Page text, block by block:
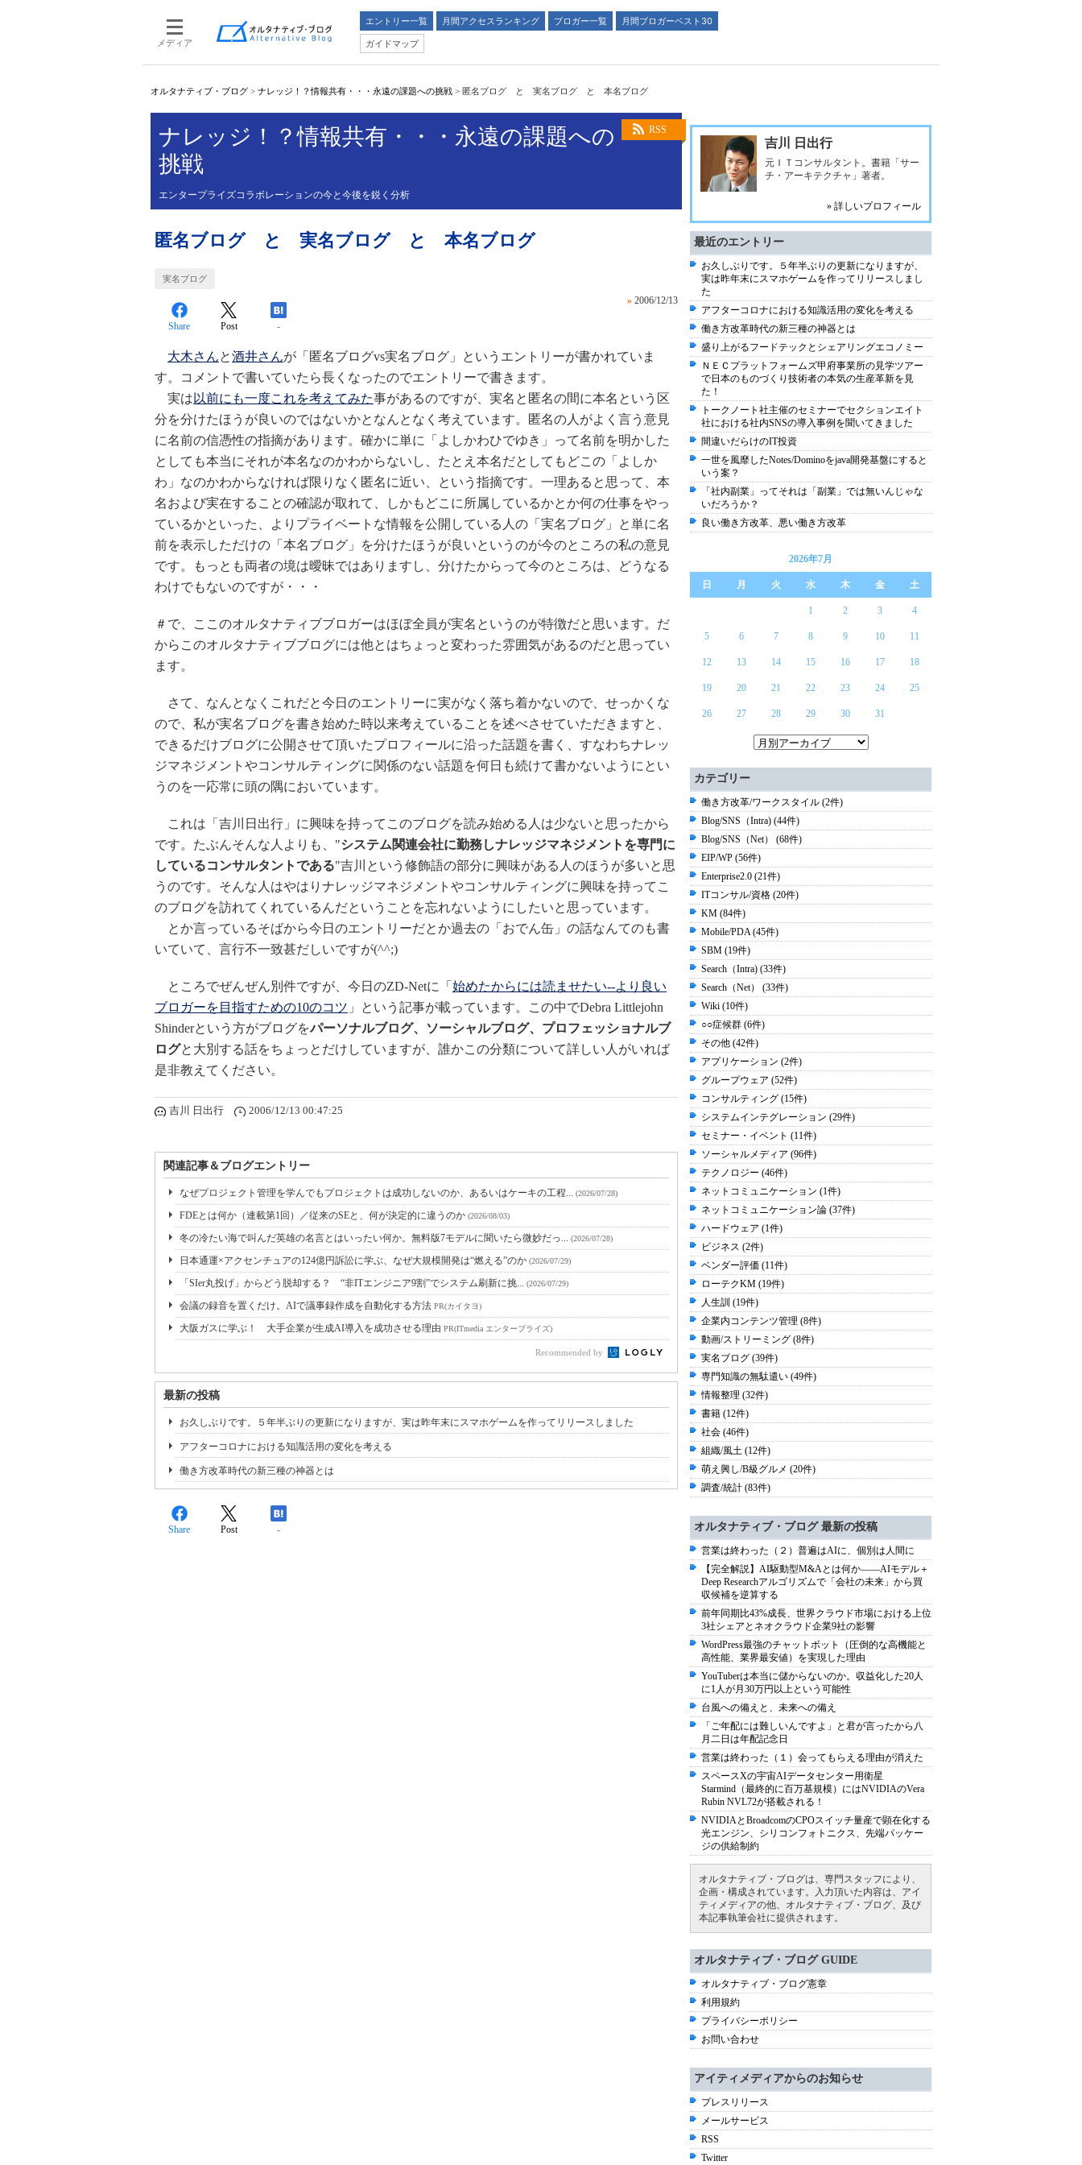
メディア
エントリー一覧 月間アクセスランキング ブロガー一覧
月間ブロガーベスト30
ガイドマップ
オルタナティブ・ブログ > ナレッジ！？情報共有・・・永遠の課題への挑戦 > 匿名ブログ と 実名ブログ と 本名ブログ
RSS
ナレッジ！？情報共有・・・永遠の課題への
挑戦
エンタープライズコラボレーションの今と今後を鋭く分析
匿名ブログ と 実名ブログ と 本名ブログ
実名ブログ
» 2006/12/13
Share Post -
大木さんと酒井さんが「匿名ブログvs実名ブログ」というエントリーが書かれていま
す。コメントで書いていたら長くなったのでエントリーで書きます。
実は 以前にも一度これを考えてみた事があるのですが、実名と匿名の間に本名という区
分を分けたほうが良いのではないかとなんとなく考えています。匿名の人がよく言う意見
に名前の信憑性の指摘があります。確かに単に「よしかわひでゆき」って名前を明かした
としても本当にそれが本名なのかわからないし、たとえ本名だとしてもどこの「よしか
わ」なのかわからなければ限りなく匿名に近い、という指摘です。一理あると思って、本
名および実在することの確認が取れて、しかもどこに所属しているかとか何の仕事をやっ
ているかといった、よりプライベートな情報を公開している人の「実名ブログ」と単に名
前を表示しただけの「本名ブログ」を分けたほうが良いというのが今のところの私の意見
です。もっとも両者の境は曖昧ではありますし、分けたからって今のところは、どうなる
わけでもないのですが・・・
＃で、ここのオルタナティブブロガーはほぼ全員が実名というのが特徴だと思います。だ
からこのオルタナティブブログには他とはちょっと変わった雰囲気があるのだと思ってい
ます。
さて、なんとなくこれだと今日のエントリーに実がなく落ち着かないので、せっかくな
ので、私が実名ブログを書き始めた時以来考えていることを述べさせていただきますと、
できるだけブログに公開させて頂いたプロフィールに沿った話題を書く、すなわちナレッ
ジマネジメントやコンサルティングに関係のない話題を何日も続けて書かないようにとい
うのを一応常に頭の隅においています。
これは「吉川日出行」に興味を持ってこのブログを読み始める人は少ないと思ったから
です。たぶんそんな人よりも、"システム関連会社に勤務しナレッジマネジメントを専門に
しているコンサルタントである"吉川という修飾語の部分に興味がある人のほうが多いと思
うのです。そんな人はやはりナレッジマネジメントやコンサルティングに興味を持ってこ
のブログを訪れてくれているんだということを忘れないようにしたいと思っています。
とか言っているそばから今日のエントリーだとか過去の「おでん缶」の話なんてのも書
いていて、言行不一致甚だしいですが(^^;)
ところでぜんぜん別件ですが、今日のZD-Netに「 始めたからには読ませたい--より良い
ブロガーを目指すための10のコツ 」という記事が載っています。この中でDebra Littlejohn
Shinderという方がブログをパーソナルブログ、ソーシャルブログ、プロフェッショナルブ
ログと大別する話をちょっとだけしていますが、誰かこの分類について詳しい人がいれば
是非教えてください。
吉川 日出行 2006/12/13 00:47:25
関連記事＆ブログエントリー
なぜプロジェクト管理を学んでもプロジェクトは成功しないのか、あるいはケーキの工程... (2026/07/28)
FDEとは何か（連載第1回）／従来のSEと、何が決定的に違うのか (2026/08/03)
冬の冷たい海で叫んだ英雄の名言とはいったい何か。無料版7モデルに聞いたら微妙だっ... (2026/07/28)
日本通運×アクセンチュアの124億円訴訟に学ぶ、なぜ大規模開発は“燃える”のか (2026/07/29)
「SIer丸投げ」からどう脱却する？ “非ITエンジニア9割”でシステム刷新に挑... (2026/07/29)
会議の録音を置くだけ。AIで議事録作成を自動化する方法 PR(カイタヨ)
大阪ガスに学ぶ！ 大手企業が生成AI導入を成功させる理由 PR(ITmedia エンタープライズ)
Recommended by
最新の投稿
お久しぶりです。５年半ぶりの更新になりますが、実は昨年末にスマホゲームを作ってリリースしました
アフターコロナにおける知識活用の変化を考える
働き方改革時代の新三種の神器とは
Share Post -
吉川 日出行
元ＩＴコンサルタント。書籍「サー
チ・アーキテクチャ」著者。
» 詳しいプロフィール
最近のエントリー
お久しぶりです。５年半ぶりの更新になりますが、
実は昨年末にスマホゲームを作ってリリースしまし
た
アフターコロナにおける知識活用の変化を考える
働き方改革時代の新三種の神器とは
盛り上がるフードテックとシェアリングエコノミー
ＮＥＣプラットフォームズ甲府事業所の見学ツアー
で日本のものづくり技術者の本気の生産革新を見
た！
トークノート社主催のセミナーでセクションエイト
社における社内SNSの導入事例を聞いてきました
間違いだらけのIT投資
一世を風靡したNotes/Dominoをjava開発基盤にすると
いう案？
「社内副業」ってそれは「副業」では無いんじゃな
いだろうか？
良い働き方改革、悪い働き方改革
2026年7月
日 月 火 水 木 金 土
1 2 3 4
5 6 7 8 9 10 11
12 13 14 15 16 17 18
19 20 21 22 23 24 25
26 27 28 29 30 31
カテゴリー
働き方改革/ワークスタイル (2件)
Blog/SNS（Intra) (44件)
Blog/SNS（Net） (68件)
EIP/WP (56件)
Enterprise2.0 (21件)
ITコンサル/資格 (20件)
KM (84件)
Mobile/PDA (45件)
SBM (19件)
Search（Intra) (33件)
Search（Net） (33件)
Wiki (10件)
○○症候群 (6件)
その他 (42件)
アプリケーション (2件)
グループウェア (52件)
コンサルティング (15件)
システムインテグレーション (29件)
セミナー・イベント (11件)
ソーシャルメディア (96件)
テクノロジー (46件)
ネットコミュニケーション (1件)
ネットコミュニケーション論 (37件)
ハードウェア (1件)
ビジネス (2件)
ベンダー評価 (11件)
ローテクKM (19件)
人生訓 (19件)
企業内コンテンツ管理 (8件)
動画/ストリーミング (8件)
実名ブログ (39件)
専門知識の無駄遣い (49件)
情報整理 (32件)
書籍 (12件)
社会 (46件)
組織/風土 (12件)
萌え興し/B級グルメ (20件)
調査/統計 (83件)
オルタナティブ・ブログ 最新の投稿
営業は終わった（２）普遍はAIに、個別は人間に
【完全解説】AI駆動型M&Aとは何か――AIモデル＋
Deep Researchアルゴリズムで「会社の未来」から買
収候補を逆算する
前年同期比43%成長、世界クラウド市場における上位
3社シェアとネオクラウド企業9社の影響
WordPress最強のチャットボット（圧倒的な高機能と
高性能、業界最安値）を実現した理由
YouTuberは本当に儲からないのか。収益化した20人
に1人が月30万円以上という可能性
台風への備えと、未来への備え
「ご年配には難しいんですよ」と君が言ったから八
月二日は年配記念日
営業は終わった（１）会ってもらえる理由が消えた
スペースXの宇宙AIデータセンター用衛星
Starmind（最終的に百万基規模）にはNVIDIAのVera
Rubin NVL72が搭載される！
NVIDIAとBroadcomのCPOスイッチ量産で顕在化する
光エンジン、シリコンフォトニクス、先端パッケー
ジの供給制約
オルタナティブ・ブログは、専門スタッフにより、
企画・構成されています。入力頂いた内容は、アイ
ティメディアの他、オルタナティブ・ブログ、及び
本記事執筆会社に提供されます。
オルタナティブ・ブログ GUIDE
オルタナティブ・ブログ憲章
利用規約
プライバシーポリシー
お問い合わせ
アイティメディアからのお知らせ
プレスリリース
メールサービス
RSS
Twitter